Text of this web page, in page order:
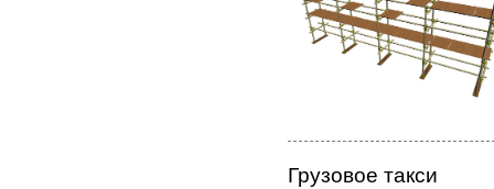
Грузовое такси